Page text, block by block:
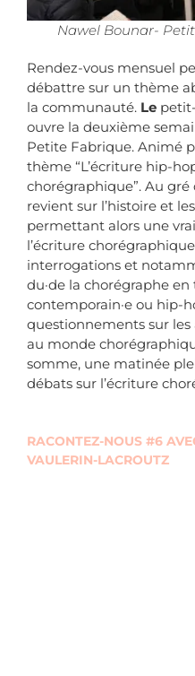
Nawel Bounar-
Rendez-vous mensuel
débattre sur un thème
la communauté. Le
ouvre la deuxième
Petite Fabrique. Animé
thème “L’écriture hip-
chorégraphique”. Au gré
revient sur l’histoire et
permettant alors une
l’écriture
interrogations et
du·de la chorégraphe
contemporain·e ou hip-
questionnements sur
au monde
somme, une matinée
débats sur l’écriture
RACONTEZ-NOUS #6
VAULERIN-LACROUTZ